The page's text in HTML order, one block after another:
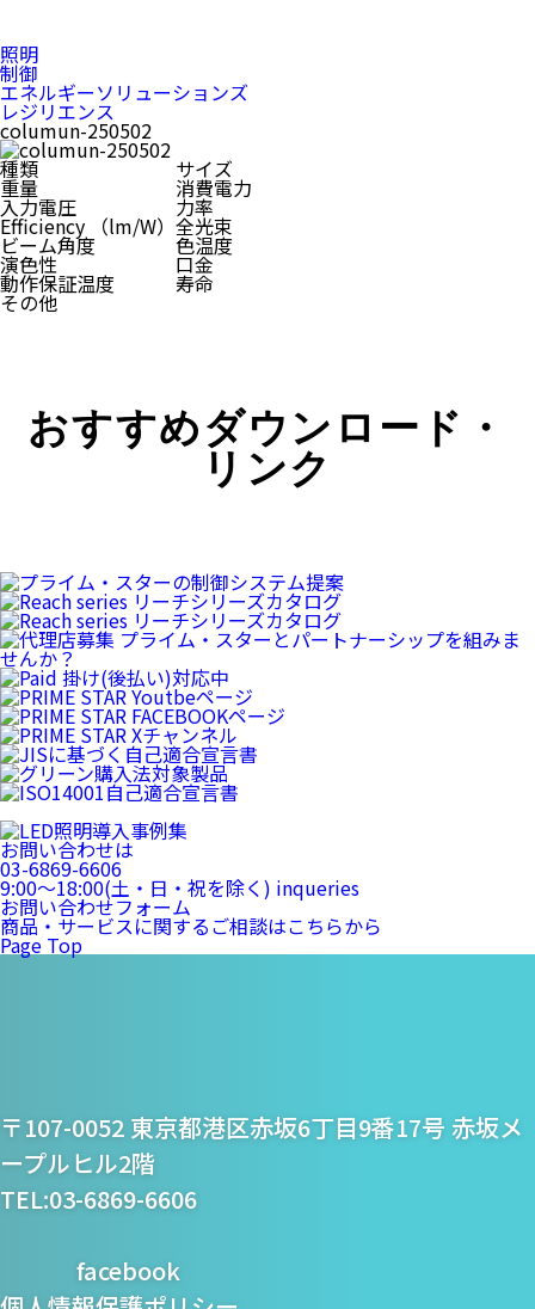
照明
制御
エネルギーソリューションズ
レジリエンス
columun-250502
種類
サイズ
重量 消費電力
入力電圧 力率
Efficiency （lm/W） 全光束
ビーム角度 色温度
演色性 口金
動作保証温度 寿命
その他
おすすめダウンロード・
リンク
お問い合わせは
03-6869-6606
9:00〜18:00(土・日・祝を除く) inqueries
お問い合わせフォーム
商品・サービスに関するご相談はこちらから
Page Top
プライム・スター株式
会社
〒107-0052 東京都港区赤坂6丁目9番17号 赤坂メ
ープルヒル2階
TEL:03-6869-6606
facebook